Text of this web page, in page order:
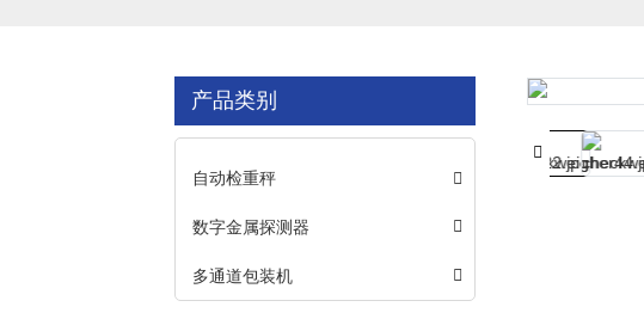
产品类别
自动检重秤
数字金属探测器
多通道包装机
Loading...
Loading...